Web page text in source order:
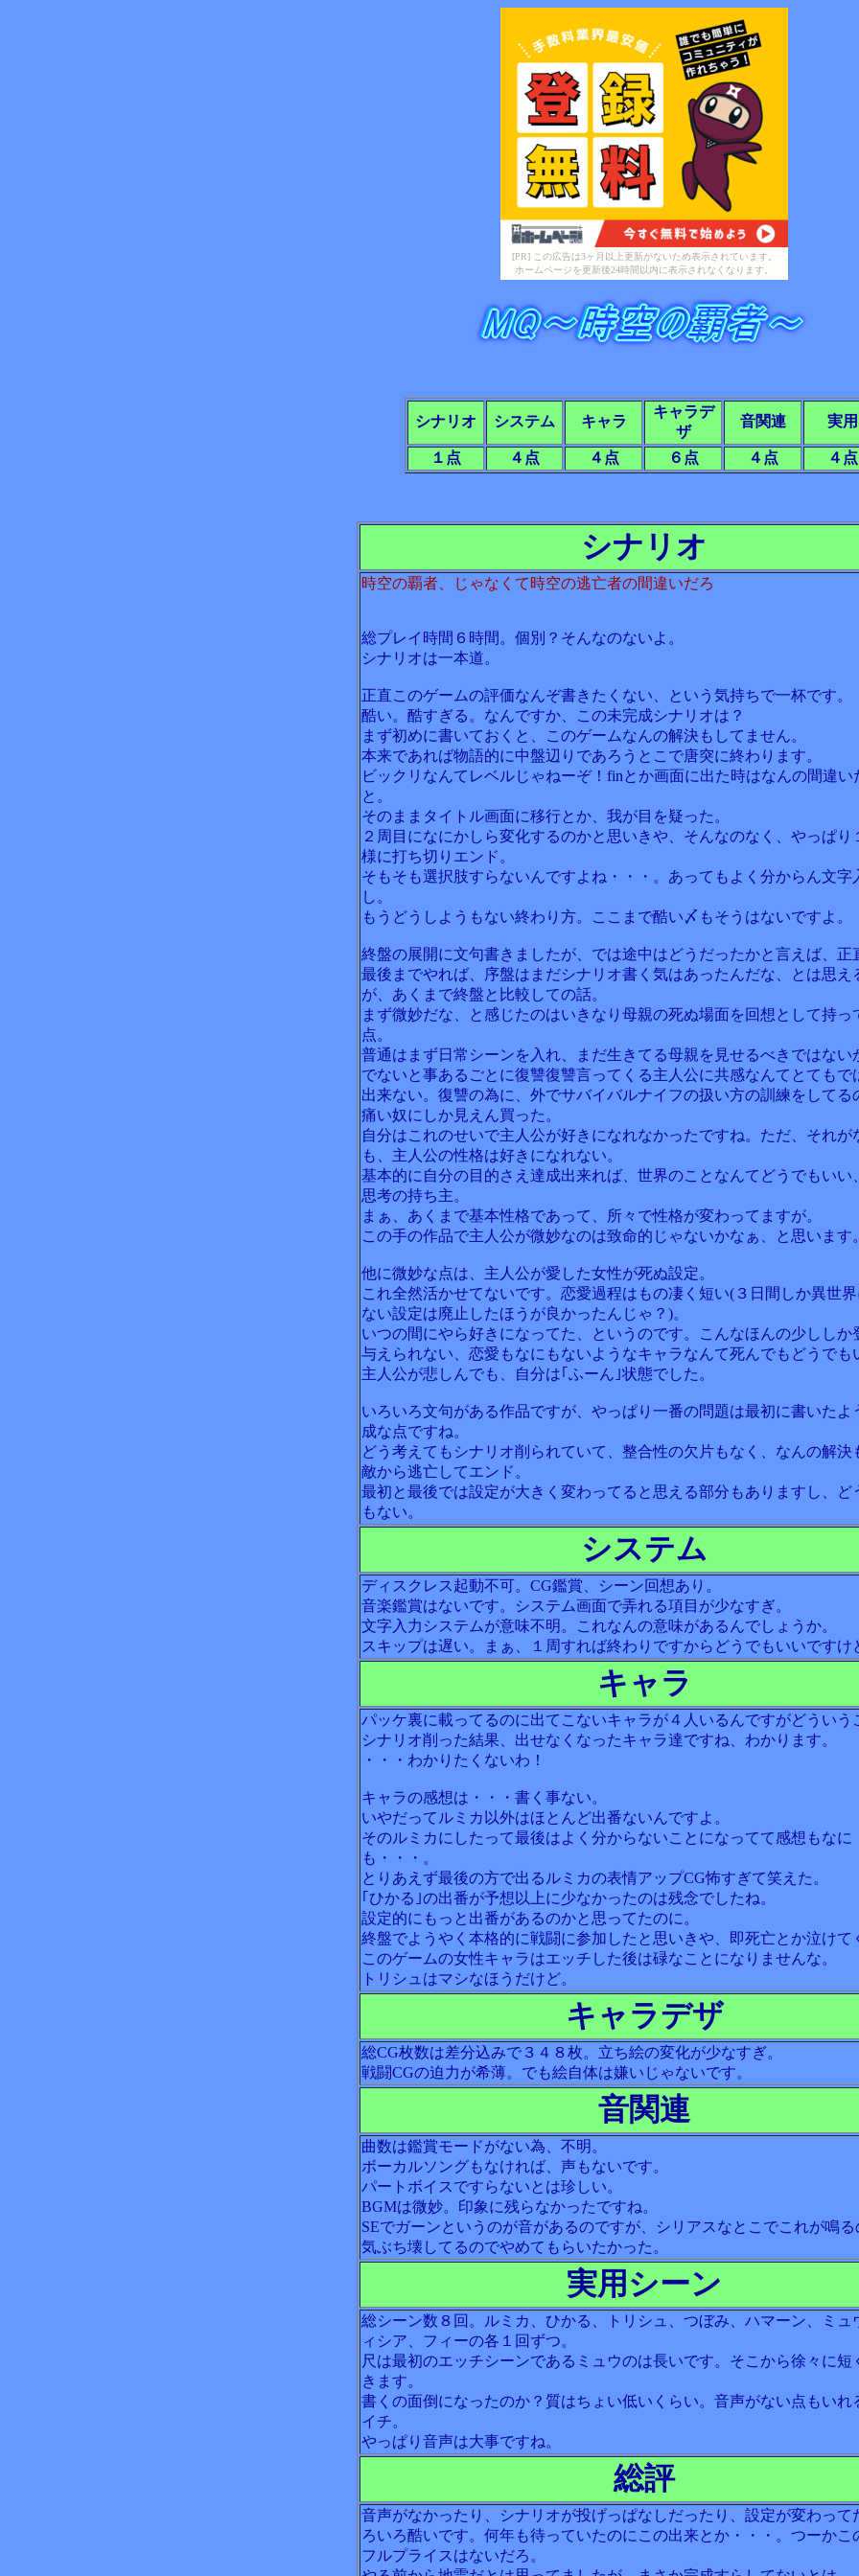
[PR] この広告は3ヶ月以上更新がないため表示されています。
ホームページを更新後24時間以内に表示されなくなります。
シナリオ システム キャラ
キャラデ
ザ
音関連 実用
１点 ４点 ４点 ６点 ４点 ４点
シナリオ
時空の覇者、じゃなくて時空の逃亡者の間違いだろ
総プレイ時間６時間。個別？そんなのないよ。
シナリオは一本道。
正直このゲームの評価なんぞ書きたくない、という気持ちで一杯です。
酷い。酷すぎる。なんですか、この未完成シナリオは？
まず初めに書いておくと、このゲームなんの解決もしてません。
本来であれば物語的に中盤辺りであろうとこで唐突に終わります。
ビックリなんてレベルじゃねーぞ！finとか画面に出た時はなんの間違い
と。
そのままタイトル画面に移行とか、我が目を疑った。
２周目になにかしら変化するのかと思いきや、そんなのなく、やっぱり
様に打ち切りエンド。
そもそも選択肢すらないんですよね・・・。あってもよく分からん文字
し。
もうどうしようもない終わり方。ここまで酷い〆もそうはないですよ。
終盤の展開に文句書きましたが、では途中はどうだったかと言えば、正
最後までやれば、序盤はまだシナリオ書く気はあったんだな、とは思え
が、あくまで終盤と比較しての話。
まず微妙だな、と感じたのはいきなり母親の死ぬ場面を回想として持っ
点。
普通はまず日常シーンを入れ、まだ生きてる母親を見せるべきではない
でないと事あるごとに復讐復讐言ってくる主人公に共感なんてとてもで
出来ない。復讐の為に、外でサバイバルナイフの扱い方の訓練をしてる
痛い奴にしか見えん買った。
自分はこれのせいで主人公が好きになれなかったですね。ただ、それが
も、主人公の性格は好きになれない。
基本的に自分の目的さえ達成出来れば、世界のことなんてどうでもいい
思考の持ち主。
まぁ、あくまで基本性格であって、所々で性格が変わってますが。
この手の作品で主人公が微妙なのは致命的じゃないかなぁ、と思います。
他に微妙な点は、主人公が愛した女性が死ぬ設定。
これ全然活かせてないです。恋愛過程はもの凄く短い(３日間しか異世
ない設定は廃止したほうが良かったんじゃ？)。
いつの間にやら好きになってた、というのです。こんなほんの少ししか
与えられない、恋愛もなにもないようなキャラなんて死んでもどうでも
主人公が悲しんでも、自分は｢ふーん｣状態でした。
いろいろ文句がある作品ですが、やっぱり一番の問題は最初に書いたよ
成な点ですね。
どう考えてもシナリオ削られていて、整合性の欠片もなく、なんの解決
敵から逃亡してエンド。
最初と最後では設定が大きく変わってると思える部分もありますし、ど
もない。
システム
ディスクレス起動不可。CG鑑賞、シーン回想あり。
音楽鑑賞はないです。システム画面で弄れる項目が少なすぎ。
文字入力システムが意味不明。これなんの意味があるんでしょうか。
スキップは遅い。まぁ、１周すれば終わりですからどうでもいいですけ
キャラ
パッケ裏に載ってるのに出てこないキャラが４人いるんですがどういう
シナリオ削った結果、出せなくなったキャラ達ですね、わかります。
・・・わかりたくないわ！
キャラの感想は・・・書く事ない。
いやだってルミカ以外はほとんど出番ないんですよ。
そのルミカにしたって最後はよく分からないことになってて感想もなに
も・・・。
とりあえず最後の方で出るルミカの表情アップCG怖すぎて笑えた。
｢ひかる｣の出番が予想以上に少なかったのは残念でしたね。
設定的にもっと出番があるのかと思ってたのに。
終盤でようやく本格的に戦闘に参加したと思いきや、即死亡とか泣けて
このゲームの女性キャラはエッチした後は碌なことになりませんな。
トリシュはマシなほうだけど。
キャラデザ
総CG枚数は差分込みで３４８枚。立ち絵の変化が少なすぎ。
戦闘CGの迫力が希薄。でも絵自体は嫌いじゃないです。
音関連
曲数は鑑賞モードがない為、不明。
ボーカルソングもなければ、声もないです。
パートボイスですらないとは珍しい。
BGMは微妙。印象に残らなかったですね。
SEでガーンというのが音があるのですが、シリアスなとこでこれが鳴る
気ぶち壊してるのでやめてもらいたかった。
実用シーン
総シーン数８回。ルミカ、ひかる、トリシュ、つぼみ、ハマーン、ミュ
ィシア、フィーの各１回ずつ。
尺は最初のエッチシーンであるミュウのは長いです。そこから徐々に短
きます。
書くの面倒になったのか？質はちょい低いくらい。音声がない点もいれ
イチ。
やっぱり音声は大事ですね。
総評
音声がなかったり、シナリオが投げっぱなしだったり、設定が変わって
ろいろ酷いです。何年も待っていたのにこの出来とか・・・。つーかこ
フルプライスはないだろ。